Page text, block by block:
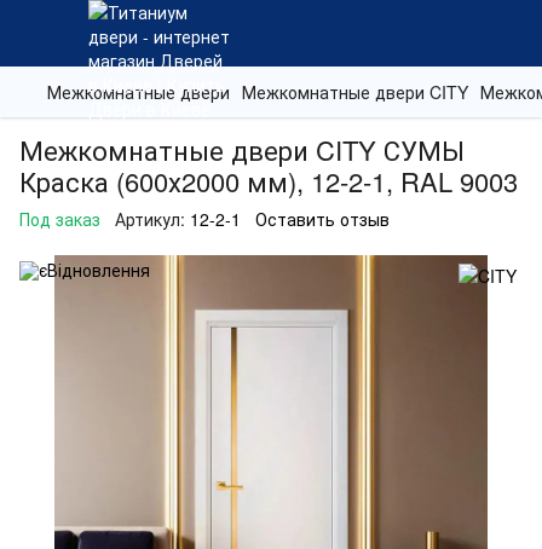
Межкомнатные двери Межкомнатные двери CITY
Межкомнатные двери CITY СУМЫ
Краска (600х2000 мм), 12-2-1, RAL 9003
Под заказ Артикул: 12-2-1 Оставить отзыв